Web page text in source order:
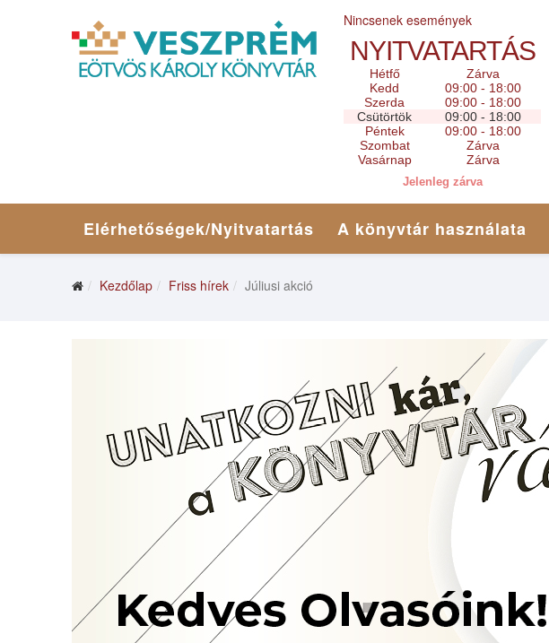
Nincsenek események
NYITVATARTÁS
Hétfő
Zárva
Kedd
09:00 - 18:00
Szerda
09:00 - 18:00
Csütörtök
09:00 - 18:00
Péntek
09:00 - 18:00
Szombat
Zárva
Vasárnap
Zárva
Jelenleg zárva
Elérhetőségek/Nyitvatartás A könyvtár használata
Kezdőlap Friss hírek Júliusi akció